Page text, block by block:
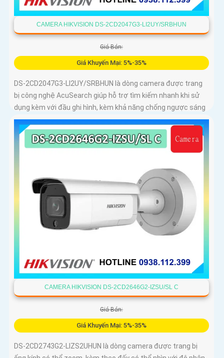
CAMERA HIKVISION DS-2CD2047G3-LI2UY/SRBHUN
Giá Bán:
Giá Khuyến Mại: 5%-35%
DS-2CD2047G3-LI2UY/SRBHUN là dòng camera được trang
bị công nghệ AcuSearch giúp hỗ trợ tìm kiếm nhanh khi sử
dụng kèm với đầu ghi hình, kèm khả năng chống ngược sáng
WDR 130dB, trang bị micro kép và loa hỗ trợ đàm thoại 2
chiều, ống kính 4
CAMERA HIKVISION DS-2CD2646G2-IZSU/SL C
Giá Bán:
Giá Khuyến Mại: 5%-35%
DS-2CD2743G2-LIZS2UHUN là dòng camera được trang bị